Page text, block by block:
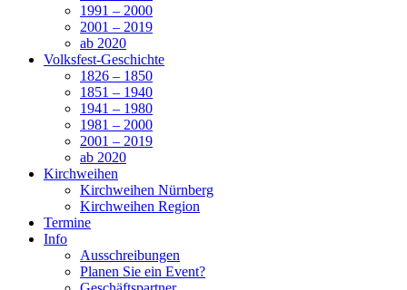
1991 – 2000
2001 – 2019
ab 2020
Volksfest-Geschichte
1826 – 1850
1851 – 1940
1941 – 1980
1981 – 2000
2001 – 2019
ab 2020
Kirchweihen
Kirchweihen Nürnberg
Kirchweihen Region
Termine
Info
Ausschreibungen
Planen Sie ein Event?